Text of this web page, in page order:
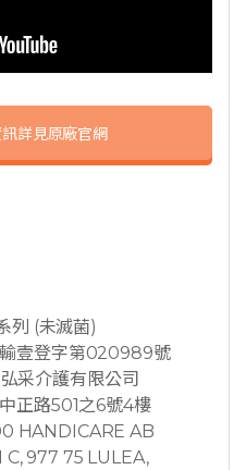
詳見原廠官網
列 (未滅菌)
壹登字第020989號
采介護有限公司
正路501之6號4樓
HANDICARE AB
C, 977 75 LULEA,